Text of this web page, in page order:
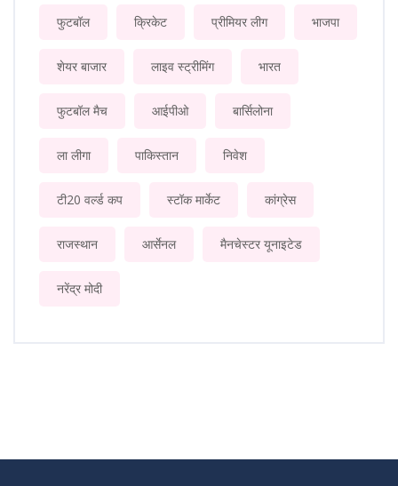
फुटबॉल क्रिकेट प्रीमियर लीग भाजपा
शेयर बाजार लाइव स्ट्रीमिंग भारत
फुटबॉल मैच आईपीओ बार्सिलोना
ला लीगा पाकिस्तान निवेश
टी20 वर्ल्ड कप स्टॉक मार्केट कांग्रेस
राजस्थान आर्सेनल मैनचेस्टर यूनाइटेड
नरेंद्र मोदी